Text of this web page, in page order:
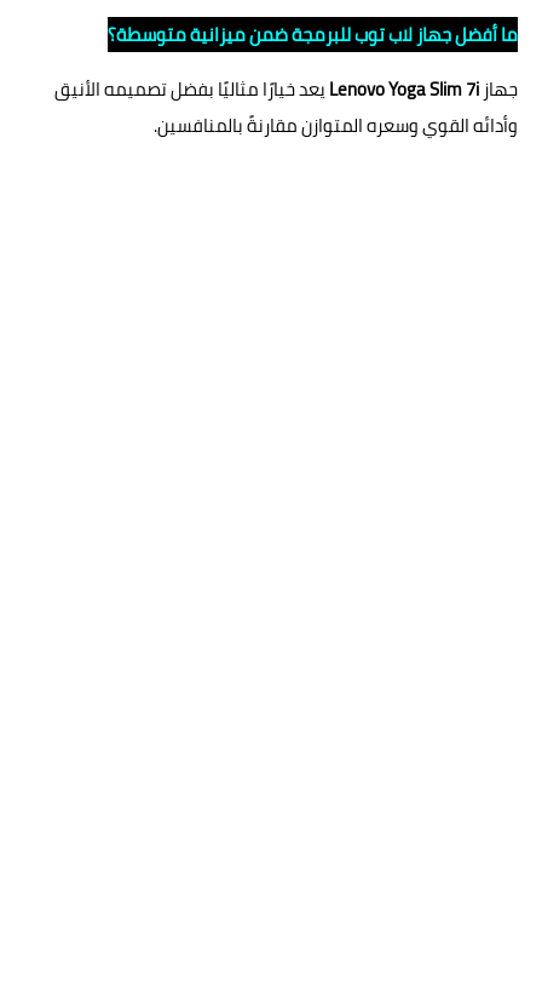
ما أفضل جهاز لاب توب للبرمجة ضمن ميزانية متوسطة؟
جهازLenovo Yoga Slim 7iيعد خيارًا مثاليًا بفضل تصميمه الأنيق
وأدائه القوي وسعره المتوازن مقارنةً بالمنافسين.